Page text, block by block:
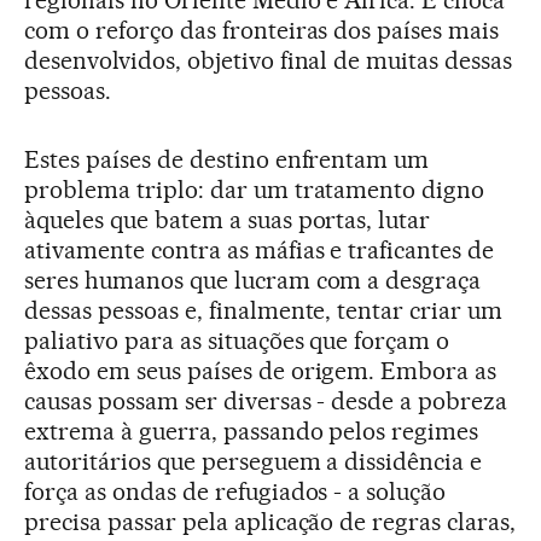
com o reforço das fronteiras dos países mais
desenvolvidos, objetivo final de muitas dessas
pessoas.
Estes países de destino enfrentam um
problema triplo: dar um tratamento digno
àqueles que batem a suas portas, lutar
ativamente contra as máfias e traficantes de
seres humanos que lucram com a desgraça
dessas pessoas e, finalmente, tentar criar um
paliativo para as situações que forçam o
êxodo em seus países de origem. Embora as
causas possam ser diversas - desde a pobreza
extrema à guerra, passando pelos regimes
autoritários que perseguem a dissidência e
força as ondas de refugiados - a solução
precisa passar pela aplicação de regras claras,